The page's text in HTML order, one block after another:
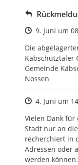
Zeitpunkt
9. Juni um
Die
Käbschütztaler
Gemeinde
Nossen
Zeitpunkt
4. Juni um
Vielen Dank für
Stadt nur an
recherchiert in
Adressen oder
werden